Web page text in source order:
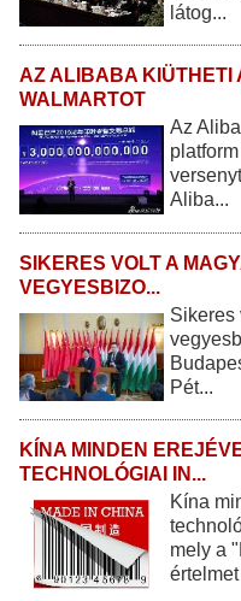
látog...
AZ ALIBABA KIÜTHETI
WALMARTOT
Az
Aliba...
SIKERES VOLT A
VEGYESBIZO...
Sikeres
Pét...
KÍNA MINDEN
TECHNOLÓGIAI IN...
Kína
mely a